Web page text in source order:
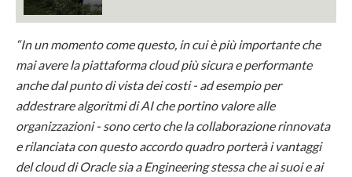
“In un momento come questo, in cui è più importante che
mai avere la piattaforma cloud più sicura e performante
anche dal punto di vista dei costi - ad esempio per
addestrare algoritmi di AI che portino valore alle
organizzazioni - sono certo che la collaborazione rinnovata
e rilanciata con questo accordo quadro porterà i vantaggi
del cloud di Oracle sia a Engineering stessa che ai suoi e ai